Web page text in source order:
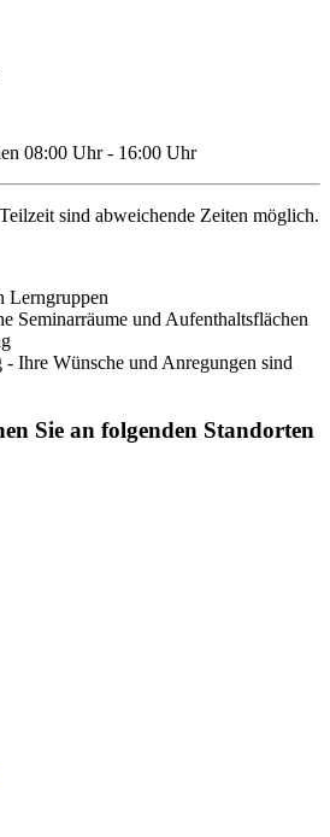
08:00 Uhr - 16:00 Uhr
sind abweichende Zeiten möglich.
Lerngruppen
Seminarräume und Aufenthaltsflächen
Ihre Wünsche und Anregungen sind
Sie an folgenden Standorten